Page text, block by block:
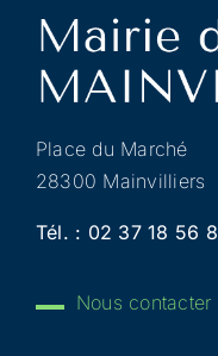
Place du Marché
28300 Mainvilliers
Tél. : 02 37 18 56
Nous contacter